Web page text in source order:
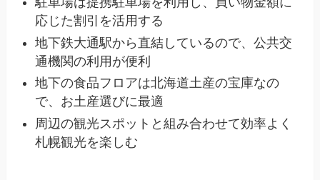
応じた割引を活用する
地下鉄大通駅から直結しているので、公共交
通機関の利用が便利
地下の食品フロアは北海道土産の宝庫なの
で、お土産選びに最適
周辺の観光スポットと組み合わせて効率よく
札幌観光を楽しむ